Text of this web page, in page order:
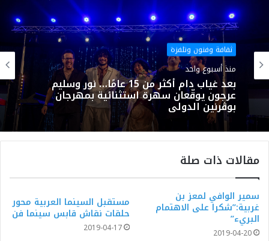
ثقافة وفنون وتلفزة
منذ أسبوع واحد
بعد غياب دام أكثر من 15 عامًا… نور وسليم
عرجون يوقّعان سهرة استثنائية بمهرجان
بوڨرنين الدولي
مقالات ذات صلة
سمير الوافي لمعز بن
غربية:”شكرا على الاهتمام
البريء”
2019-04-20
مستقبل السينما العربية محور
حلقات نقاش قابس سينما فن
2019-04-17